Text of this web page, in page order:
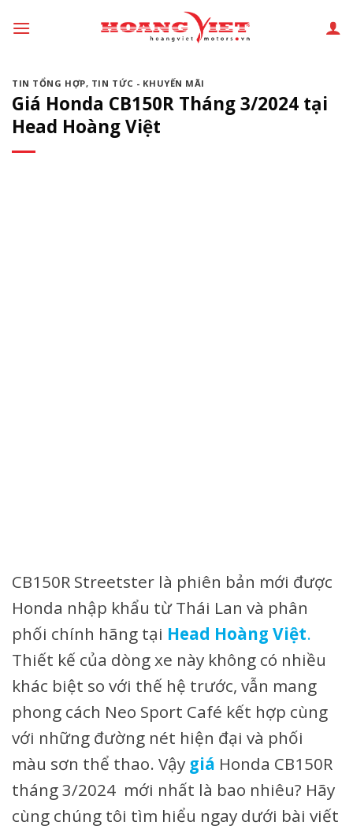
đến
dungTIN TỔNG HỢP, TIN TỨC - KHUYẾN MÃI
Giá Honda CB150R Tháng 3/2024 tại
Head Hoàng Việt
CB150R Streetster là phiên bản mới được
Honda nhập khẩu từ Thái Lan và phân
phối chính hãng tại Head Hoàng Việt.
Thiết kế của dòng xe này không có nhiều
khác biệt so với thế hệ trước, vẫn mang
phong cách Neo Sport Café kết hợp cùng
với những đường nét hiện đại và phối
màu sơn thể thao. Vậy giá Honda CB150R
tháng 3/2024 mới nhất là bao nhiêu? Hãy
cùng chúng tôi tìm hiểu ngay dưới bài viết